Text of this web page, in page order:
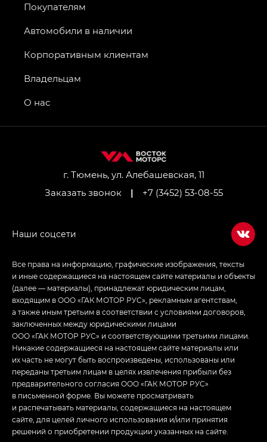
г. Тюмень, ул. Алебашевская, 11
Заказать звонок
| +7 (3452) 53-08-55
Покупателям
Автомобили в наличии
Корпоративным клиентам
Владельцам
О нас
Все права на информацию, графические изображения, тексты
и иные содержащиеся на настоящем сайте материалы и объекты
(далее — материалы), принадлежат юридическим лицам,
входящим в ООО «ГАК МОТОР РУС», рекламным агентствам,
а также иным третьим в соответствии с условиями договоров,
заключенных между юридическими лицами
ООО «ГАК МОТОР РУС» и соответствующими третьими лицами.
Никакие содержащиеся на настоящем сайте материалы или
их часть не могут быть воспроизведены, использованы или
переданы третьим лицам в целях извлечения прибыли без
предварительного согласия ООО «ГАК МОТОР РУС»
в письменной форме. Вы можете просматривать
и распечатывать материалы, содержащиеся на настоящем
сайте, для целей личного использования и/или принятия
решений о приобретении продукции указанных на сайте.